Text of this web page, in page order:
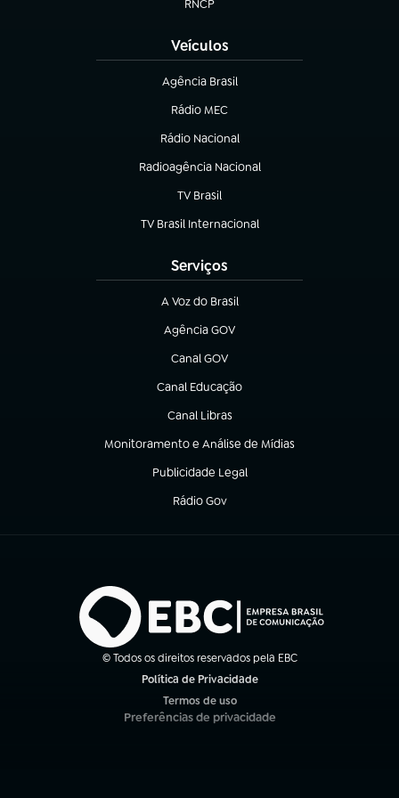
RNCP
(abre em nova aba)
Veículos
Agência Brasil
(abre em nova aba)
Rádio MEC
(abre em nova aba)
Rádio Nacional
Radioagência Nacional
(abre em nova aba)
TV Brasil
(abre em nova aba)
TV Brasil Internacional
(abre em nova aba)
Serviços
A Voz do Brasil
(abre em nova aba)
Agência GOV
(abre em nova aba)
Canal GOV
(abre em nova aba)
Canal Educação
(abre em nova aba)
Canal Libras
(abre em nova aba)
Monitoramento e Análise de Mídias
(abre em nova aba)
Publicidade Legal
(abre em nova aba)
Rádio Gov
(abre em nova aba)
© Todos os direitos reservados pela EBC
Política de Privacidade
Termos de uso
(abre em nova aba)
Preferências de privacidade